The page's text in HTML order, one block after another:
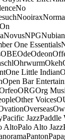
No
Nooirax
NovusNPGNubian
One Essentials
OBEOdeOdeon
OhrwurmOkeh
One Little Indian
Open Bar
ORGOrg
Other Voices
Overseas
Pacific JazzPaddle
AltoPalo Alto Jazz
Panton